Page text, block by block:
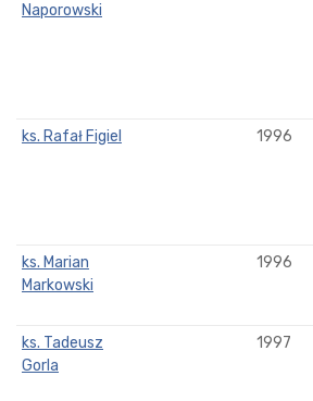
Naporowski
ks. Rafał Figiel
1996
ks. Marian
Markowski
1996
ks. Tadeusz
Gorla
1997